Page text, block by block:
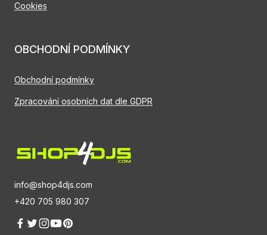
info@shop4djs.com
+420 705 980 307
Cookies
OBCHODNÍ PODMÍNKY
Obchodní podmínky
Zpracování osobních dat dle GDPR